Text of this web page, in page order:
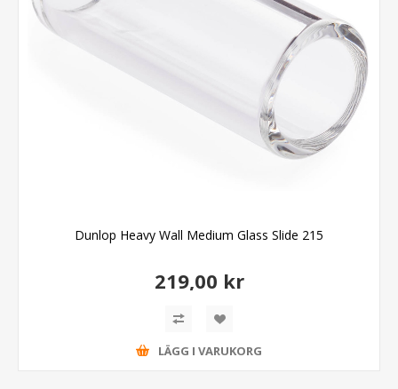
Dunlop Heavy Wall Medium Glass Slide 215
219,00 kr
LÄGG I VARUKORG